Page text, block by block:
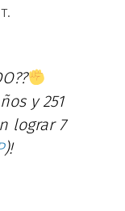
y 251
lograr 7
)!